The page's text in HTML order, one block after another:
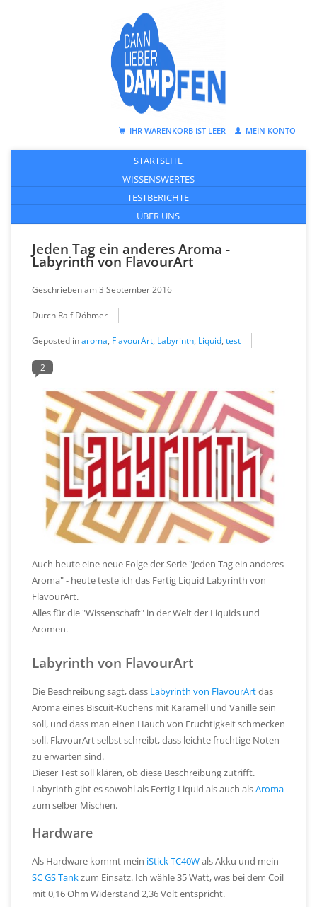
IHR WARENKORB IST LEER MEIN KONTO
STARTSEITE
WISSENSWERTES
TESTBERICHTE
ÜBER UNS
Jeden Tag ein anderes Aroma -
Labyrinth von FlavourArt
Geschrieben am 3 September 2016
Durch Ralf Döhmer
Geposted inaroma, FlavourArt, Labyrinth, Liquid, test
2
Auch heute eine neue Folge der Serie "Jeden Tag ein anderes
Aroma" - heute teste ich das Fertig Liquid Labyrinth von
FlavourArt.
Alles für die "Wissenschaft" in der Welt der Liquids und
Aromen.
Labyrinth von FlavourArt
Die Beschreibung sagt, dass Labyrinth von FlavourArtdas
Aroma eines Biscuit-Kuchens mit Karamell und Vanille sein
soll, und dass man einen Hauch von Fruchtigkeit schmecken
soll. FlavourArt selbst schreibt, dass leichte fruchtige Noten
zu erwarten sind.
Dieser Test soll klären, ob diese Beschreibung zutrifft.
Labyrinth gibt es sowohl als Fertig-Liquid als auch alsAroma
zum selber Mischen.
Hardware
Als Hardware kommt mein iStick TC40Wals Akku und mein
SC GS Tankzum Einsatz. Ich wähle 35 Watt, was bei dem Coil
mit 0,16 Ohm Widerstand 2,36 Volt entspricht.